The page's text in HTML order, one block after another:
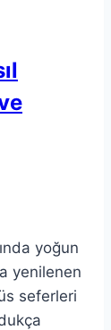
yoğun
yenilenen
seferleri